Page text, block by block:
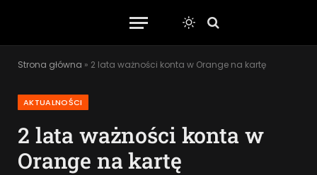
Strona główna » 2 lata ważności konta w Orange na kartę
AKTUALNOŚCI
2 lata ważności konta w
Orange na kartę